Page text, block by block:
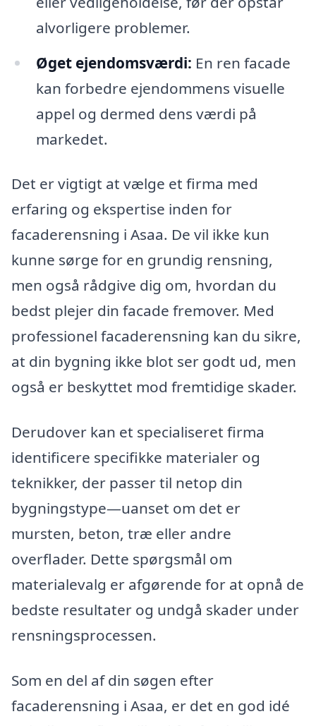
alvorligere problemer.
Øget ejendomsværdi: En ren facade
kan forbedre ejendommens visuelle
appel og dermed dens værdi på
markedet.
Det er vigtigt at vælge et firma med
erfaring og ekspertise inden for
facaderensning i Asaa. De vil ikke kun
kunne sørge for en grundig rensning,
men også rådgive dig om, hvordan du
bedst plejer din facade fremover. Med
professionel facaderensning kan du sikre,
at din bygning ikke blot ser godt ud, men
også er beskyttet mod fremtidige skader.
Derudover kan et specialiseret firma
identificere specifikke materialer og
teknikker, der passer til netop din
bygningstype—uanset om det er
mursten, beton, træ eller andre
overflader. Dette spørgsmål om
materialevalg er afgørende for at opnå de
bedste resultater og undgå skader under
rensningsprocessen.
Som en del af din søgen efter
facaderensning i Asaa, er det en god idé